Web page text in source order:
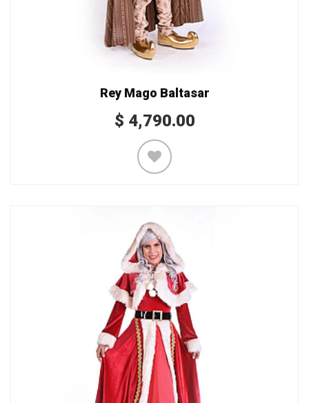
Rey Mago Baltasar
$ 4,790.00